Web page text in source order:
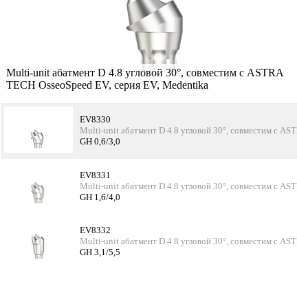
Multi-unit абатмент D 4.8 угловой 30°, совместим с ASTRA
TECH OsseoSpeed EV, серия EV, Medentika
EV8330
Multi-unit абатмент D 4.8 угловой 30°, совместим с
GH 0,6/3,0
EV8331
Multi-unit абатмент D 4.8 угловой 30°, совместим с
GH 1,6/4,0
EV8332
Multi-unit абатмент D 4.8 угловой 30°, совместим с
GH 3,1/5,5